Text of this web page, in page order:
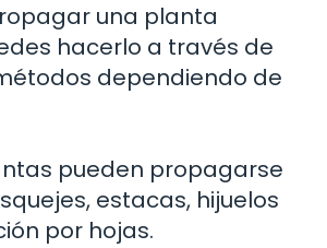
una planta
hacerlo a través de
dependiendo de
pueden propagarse
estacas, hijuelos
por hojas.